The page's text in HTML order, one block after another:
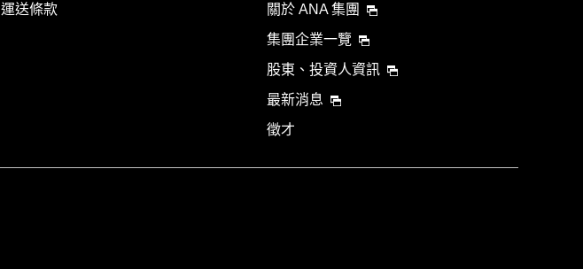
運送條款
關於 ANA 集團
集團企業一覽
股東、投資人資訊
最新消息
徵才